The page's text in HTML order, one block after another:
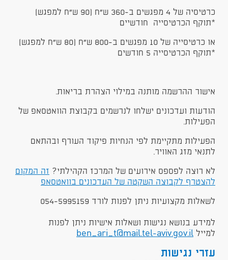
כרטיסיה של 4 מפגשים ב-360 ש"ח (90 ש"ח למפגש)
*תוקף הכרטיסייה חודשיים
או כרטיסייה של 10 מפגשים ב-800 ש"ח (80 ש"ח למפגש)
*תוקף הכרטיסייה 5 חודשים
אישור ההרשמה מותנה במילוי הצהרת בריאות.
הודעות ועדכונים ישלחו לנרשמים בקבוצת הוואטסאפ של
הפעילות.
הפעילות מתקיימת לפי הנחיות פיקוד העורף ובהתאם
לתנאי מזג האוויר.
לא רוצה לפספס אירועים של המרכז הקהילתי? זה המקום
להצטרף לקבוצה השקטה של העדכונים בוואטסאפ
לשאלות מקצועיות ניתן לפנות לורד 054-5995159
למידע בנושא נגישות ושאלות אישיות ניתן לפנות
למייל ben_ari_t@mail.tel-aviv.gov.il
עזרי נגישות